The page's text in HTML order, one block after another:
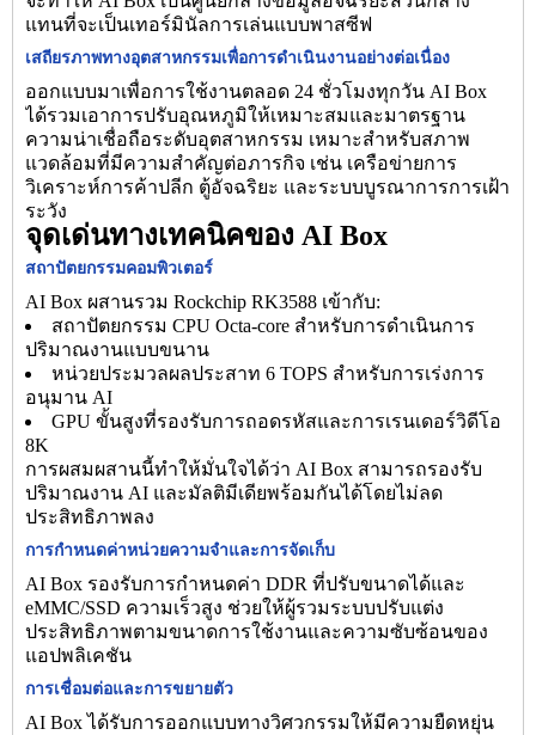
แทนที่จะเป็นเทอร์มินัลการเล่นแบบพาสซีฟ
เสถียรภาพทางอุตสาหกรรมเพื่อการดำเนินงานอย่างต่อเนื่อง
ออกแบบมาเพื่อการใช้งานตลอด 24 ชั่วโมงทุกวัน AI Box
ได้รวมเอาการปรับอุณหภูมิให้เหมาะสมและมาตรฐาน
ความน่าเชื่อถือระดับอุตสาหกรรม เหมาะสำหรับสภาพ
แวดล้อมที่มีความสำคัญต่อภารกิจ เช่น เครือข่ายการ
วิเคราะห์การค้าปลีก ตู้อัจฉริยะ และระบบบูรณาการการเฝ้า
ระวัง
จุดเด่นทางเทคนิคของ AI Box
สถาปัตยกรรมคอมพิวเตอร์
AI Box ผสานรวม Rockchip RK3588 เข้ากับ:
สถาปัตยกรรม CPU Octa-core สำหรับการดำเนินการ
ปริมาณงานแบบขนาน
หน่วยประมวลผลประสาท 6 TOPS สำหรับการเร่งการ
อนุมาน AI
GPU ขั้นสูงที่รองรับการถอดรหัสและการเรนเดอร์วิดีโอ
8K
การผสมผสานนี้ทำให้มั่นใจได้ว่า AI Box สามารถรองรับ
ปริมาณงาน AI และมัลติมีเดียพร้อมกันได้โดยไม่ลด
ประสิทธิภาพลง
การกำหนดค่าหน่วยความจำและการจัดเก็บ
AI Box รองรับการกำหนดค่า DDR ที่ปรับขนาดได้และ
eMMC/SSD ความเร็วสูง ช่วยให้ผู้รวมระบบปรับแต่ง
ประสิทธิภาพตามขนาดการใช้งานและความซับซ้อนของ
แอปพลิเคชัน
การเชื่อมต่อและการขยายตัว
AI Box ได้รับการออกแบบทางวิศวกรรมให้มีความยืดหยุ่น